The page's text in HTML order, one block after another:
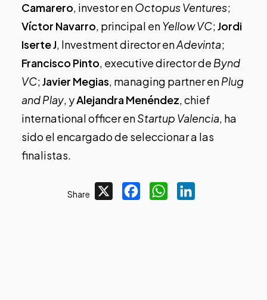
Camarero, investor enOctopus Ventures;
Víctor Navarro, principal enYellow VC;Jordi
Iserte J, Investment director enAdevinta;
Francisco Pinto, executive director de Bynd
VC;Javier Megias, managing partner enPlug
and Play, yAlejandra Menéndez, chief
international officer enStartup Valencia, ha
sido el encargado de seleccionar a las
finalistas.
Share FacebookWhatsApp